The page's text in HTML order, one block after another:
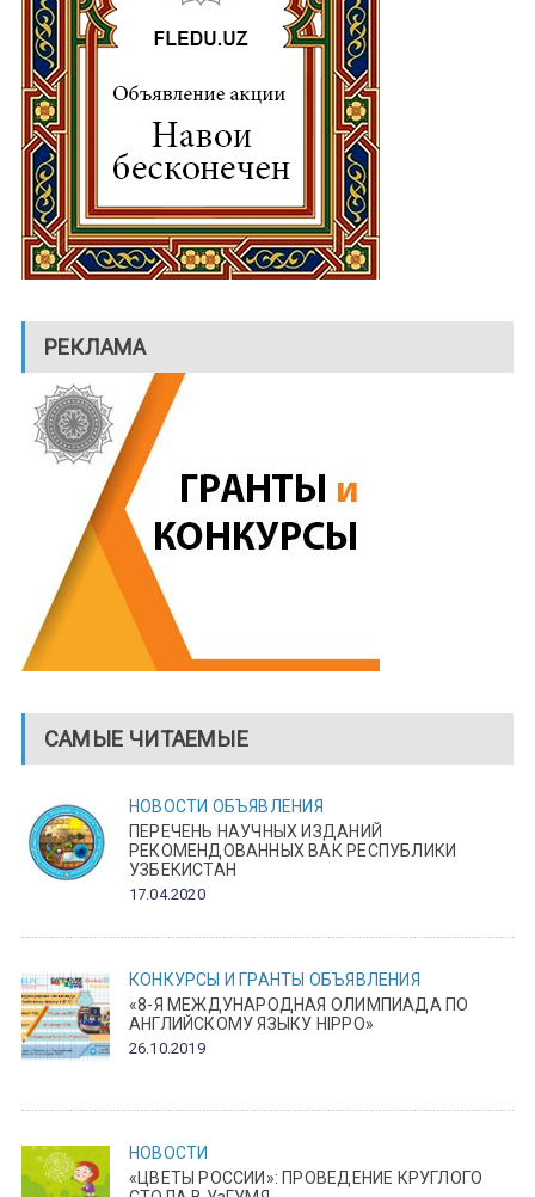
РЕКЛАМА
САМЫЕ ЧИТАЕМЫЕ
НОВОСТИ ОБЪЯВЛЕНИЯ
ПЕРЕЧЕНЬ НАУЧНЫХ ИЗДАНИЙ
РЕКОМЕНДОВАННЫХ ВАК РЕСПУБЛИКИ
УЗБЕКИСТАН
17.04.2020
КОНКУРСЫ И ГРАНТЫ ОБЪЯВЛЕНИЯ
«8-Я МЕЖДУНАРОДНАЯ ОЛИМПИАДА ПО
АНГЛИЙСКОМУ ЯЗЫКУ HIPPO»
26.10.2019
НОВОСТИ
«ЦВЕТЫ РОССИИ»: ПРОВЕДЕНИЕ КРУГЛОГО